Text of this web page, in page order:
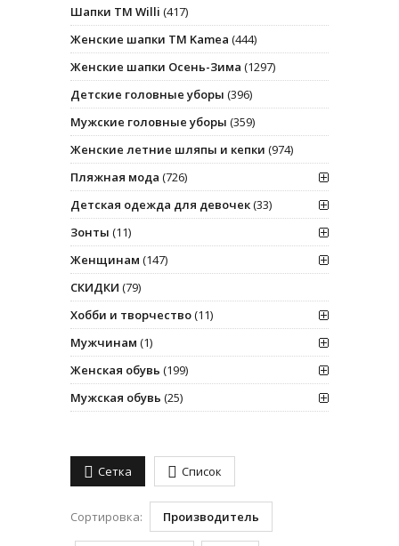
Шапки ТМ Willi (417)
Женские шапки ТМ Kamea (444)
Женские шапки Осень-Зима (1297)
Детские головные уборы (396)
Мужские головные уборы (359)
Женские летние шляпы и кепки (974)
Пляжная мода (726)
Детская одежда для девочек(33)
Зонты (11)
Женщинам (147)
СКИДКИ (79)
Хобби и творчество(11)
Мужчинам (1)
Женская обувь (199)
Мужская обувь (25)
Сетка Список
Сортировка: Производитель